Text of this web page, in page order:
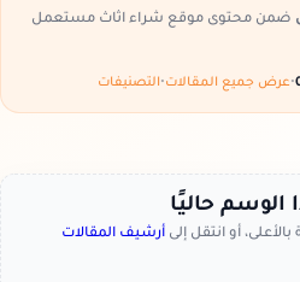
ضمن محتوى موقع شراء اثاث مستعمل
•عرض جميع المقالات•التصنيفات
الوسم حاليًا
أو انتقل إلى أرشيف المقالات